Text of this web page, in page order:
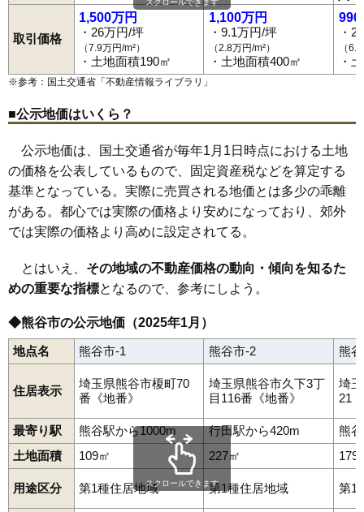
吉所敷 381万円 -6.4%
79 八ツ口 462万円 -3.5%
80 大塚 3.9万円 278万円 -5.3%
82 小江川
83 下川上 3.8万円 374万円 -4.7%
84 中曽根 3.7万円 398万円 -4.8%
85 川原明戸 3.7万円 494万円 -4.4%
86 上江袋 3.7万円 187万円 -6.1%
87 千代 3.6万円 437万円
御正新田 3.6万円 443万円 -8.5%
89 小島 3.4万円 390万円
91 下奈良 3.2万円
92 上須戸 354万円 -10.7%
楊井 3.0万円 366万円 -8.0%
上奈良 118万円 -9.6%
95 上恩田 2.8万円 731万円 -11.1%
96 2.7万円
97 上根 2.7万円 355万円 -13.5%
98 飯塚 484万円 -1.9%
取引価格
1,500万円
・26万円/坪
（7.9万円/m²）
・土地面積190㎡
1,100万円
・9.1万円/坪
（2.8万円/m²）
・土地面積400㎡
990
・
（
・
スクロールできます
※参考：国土交通省「不動産情報ライブラリ 」
■公示地価はいくら？
公示地価は、国土交通省が毎年1月1日時点における土地
の価格を公表しているもので、固定資産税などを算定する
基準となっている。実際に売買される地価とは多少の乖離
がある。都心では実際の価格より安めになっており、郊外
では実際の価格より高めに設定されてる。
とはいえ、 その地域の不動産価格の動向・傾向を知るた
めの重要な指標となるので、参考にしよう。
◆熊谷市の公示地価（2025年1月）
地点名 熊谷市-1 熊谷市-2 熊
住居表示
埼玉県熊谷市榎町70
番《地番》
埼玉県熊谷市久下3丁
目116番《地番》
埼
21
最寄り駅 熊谷駅から1000m 行田駅から420m
熊
土地面積
109㎡ 227㎡ 179
用途区分 第1種住居地域 第1種住居地域 第1
スクロールできます
瀬南 善ケ島千代代高本高柳玉井玉井南中央
津田新田戸出 永井太田中恩田中曽根
中奈良
奈良新田新島 新堀新田西城西野西別府
東別府樋春平戸 別府弁財星川
御稜威ケ原三ケ尻御正新田 美土里町箕輪見晴町
宮町宮前町宮本町村岡妻沼妻沼台妻沼中央妻沼西妻沼東
楊井 八ツ口 弥藤吾弥生
籠原駅上熊谷駅石原駅ひろせ野鳥の森駅
ソシオ流通センター駅